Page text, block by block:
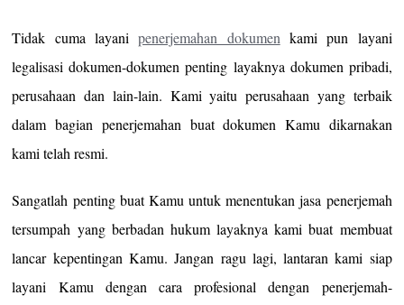
Tidak cuma layanipenerjemahan dokumen kami pun layani
legalisasi dokumen-dokumen penting layaknya dokumen pribadi,
perusahaan dan lain-lain. Kami yaitu perusahaan yang terbaik
dalam bagian penerjemahan buat dokumen Kamu dikarnakan
kami telah resmi.
Sangatlah penting buat Kamu untuk menentukan jasa penerjemah
tersumpah yang berbadan hukum layaknya kami buat membuat
lancar kepentingan Kamu. Jangan ragu lagi, lantaran kami siap
layani Kamu dengan cara profesional dengan penerjemah-